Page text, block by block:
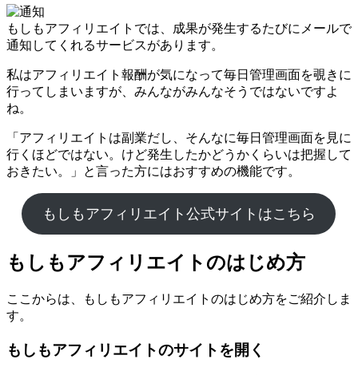
もしもアフィリエイトでは、成果が発生するたびにメールで
通知してくれるサービスがあります。
私はアフィリエイト報酬が気になって毎日管理画面を覗きに
行ってしまいますが、みんながみんなそうではないですよ
ね。
「アフィリエイトは副業だし、そんなに毎日管理画面を見に
行くほどではない。けど発生したかどうかくらいは把握して
おきたい。」と言った方にはおすすめの機能です。
もしもアフィリエイト公式サイトはこちら
もしもアフィリエイトのはじめ方
ここからは、もしもアフィリエイトのはじめ方をご紹介しま
す。
もしもアフィリエイトのサイトを開く